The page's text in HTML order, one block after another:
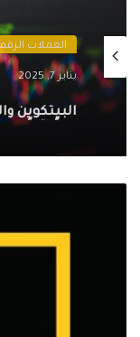
العملات
يناير 7, 2025
البيتكوين
ملاذًا آمنًا